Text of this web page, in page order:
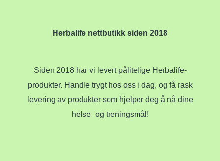
Herbalife nettbutikk siden 2018
Siden 2018 har vi levert pålitelige Herbalife-
produkter. Handle trygt hos oss i dag, og få rask
levering av produkter som hjelper deg å nå dine
helse- og treningsmål!